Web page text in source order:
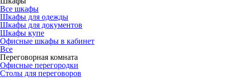
Все шкафы
Шкафы для одежды
Шкафы для документов
Шкафы купе
Офисные шкафы в кабинет
Все
Переговорная комната
Офисные перегородки
Столы для переговоров